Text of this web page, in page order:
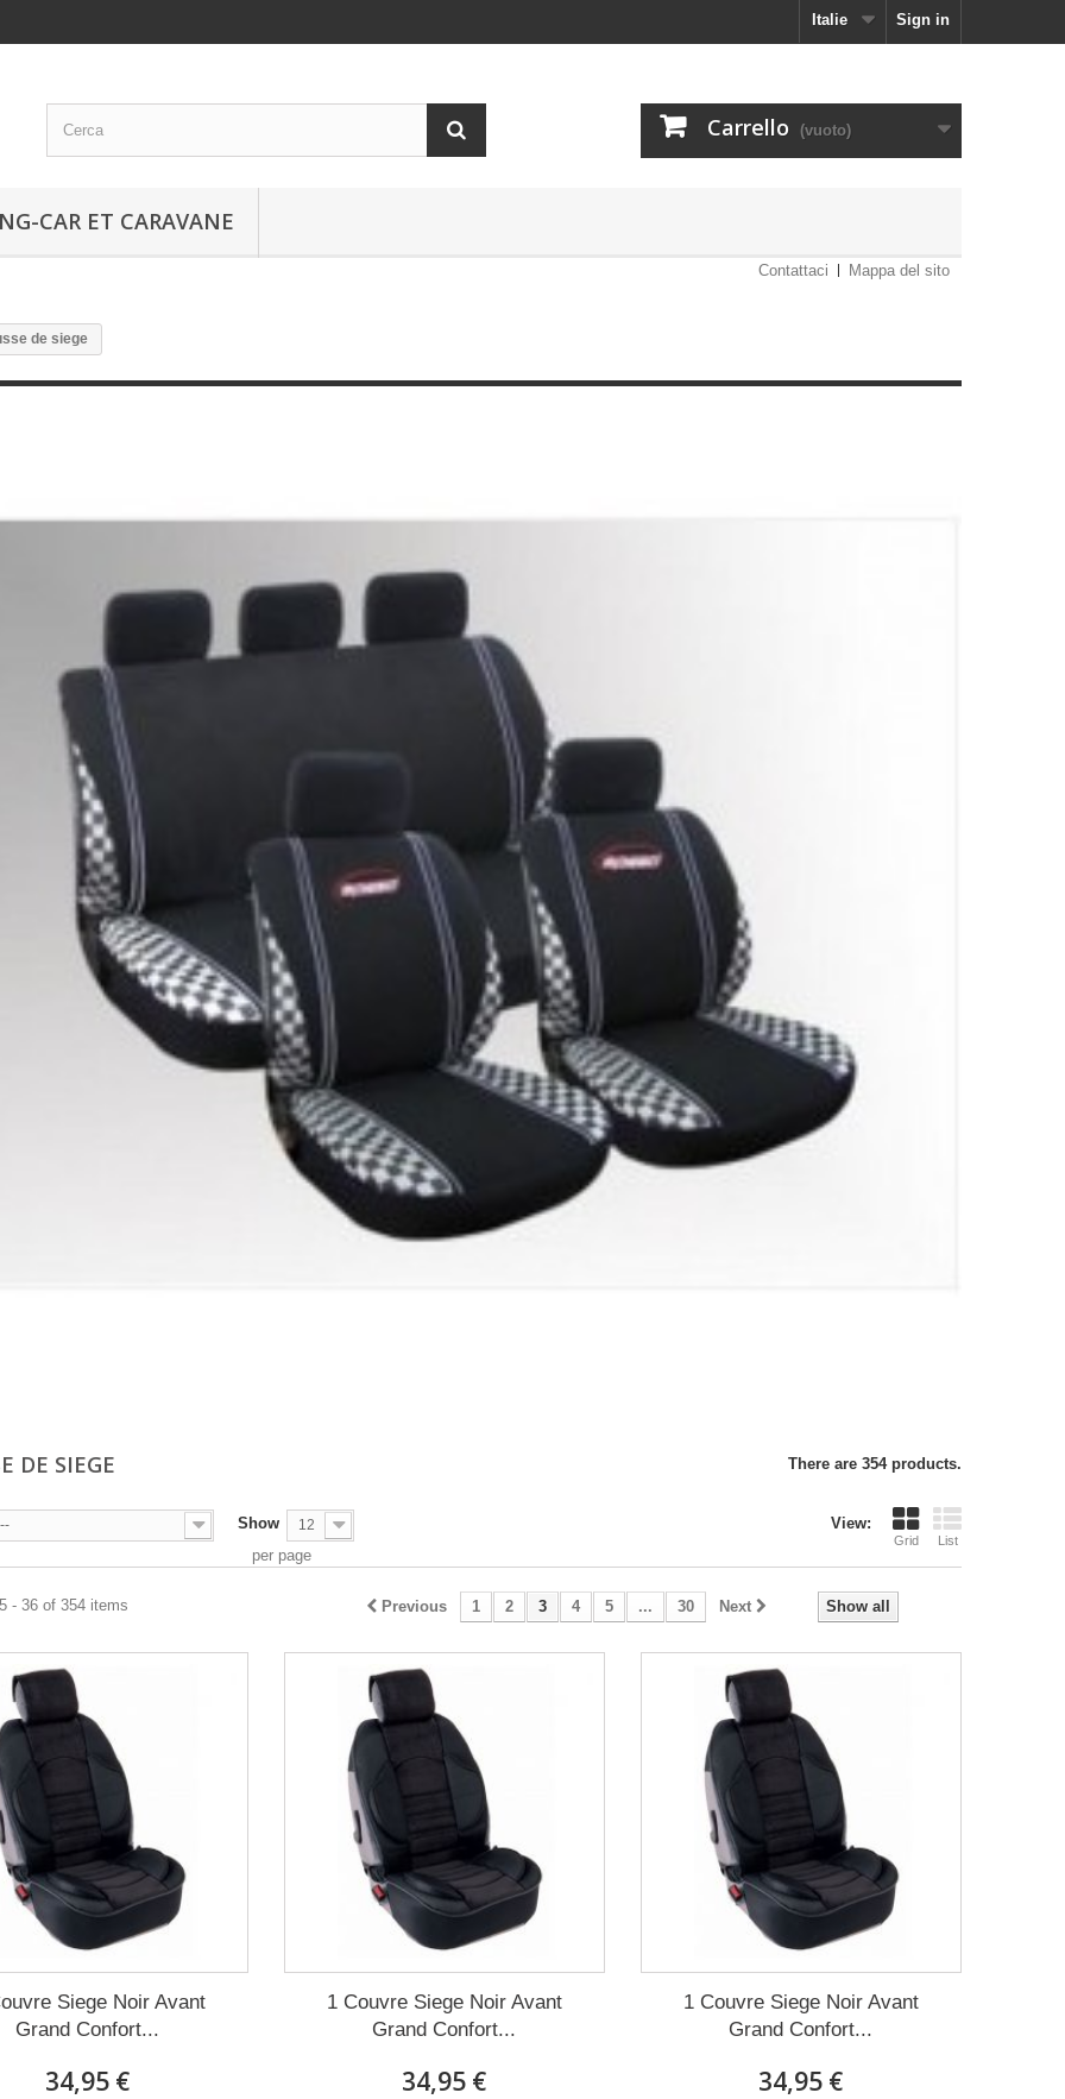
Sign in
Italie
Carrello (vuoto)
CAR ET CARAVANE
Contattaci Mappa del sito
de siege
DE SIEGE There are 354 products.
View:
Grid List
-- Show 12
per page
Show all
Previous 1 2 3 4 5 ... 30 Next
- 36 of 354 items
Siege Noir Avant
Grand Confort...
34,95 €
1 Couvre Siege Noir Avant
Grand Confort...
34,95 €
1 Couvre Siege Noir Avant
Grand Confort...
34,95 €